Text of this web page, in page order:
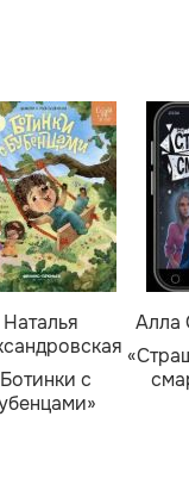
Наталья
с
Алла